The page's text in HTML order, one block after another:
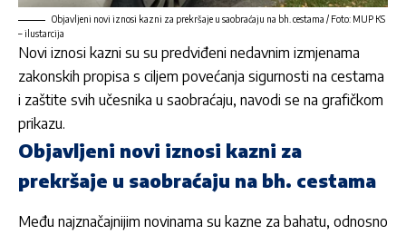
Objavljeni novi iznosi kazni za prekršaje u saobraćaju na bh. cestama / Foto: MUP KS
– ilustarcija
Novi iznosi kazni su su predviđeni nedavnim izmjenama
zakonskih propisa s ciljem povećanja sigurnosti na cestama
i zaštite svih učesnika u saobraćaju, navodi se na grafičkom
prikazu.
Objavljeni novi iznosi kazni za
prekršaje u saobraćaju na bh. cestama
Među najznačajnijim novinama su kazne za bahatu, odnosno